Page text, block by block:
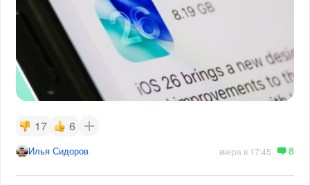
17 6
Илья Сидоров вчера в 17:45 8